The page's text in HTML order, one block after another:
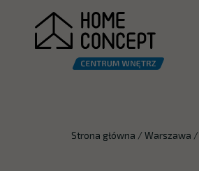
Strona główna /Warszawa /